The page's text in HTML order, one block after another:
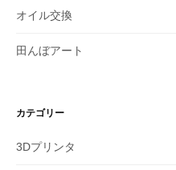
オイル交換
田んぼアート
カテゴリー
3Dプリンタ